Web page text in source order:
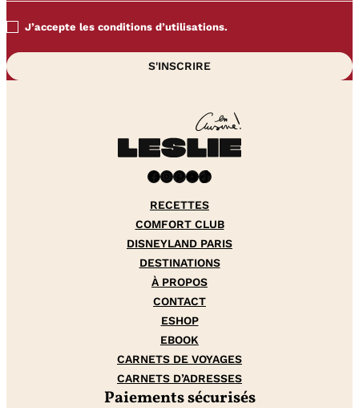
J’accepte les conditions d’utilisations.
Facebook InstagramPinterest YouTube TikTok
RECETTES
COMFORT CLUB
DISNEYLAND PARIS
DESTINATIONS
À PROPOS
CONTACT
ESHOP
EBOOK
CARNETS DE VOYAGES
CARNETS D’ADRESSES
Paiements sécurisés